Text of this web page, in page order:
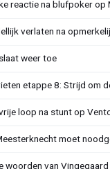
reactie na blufpoker op
verlaten na
weer toe
etappe 8: Strijd om
loop na stunt op
moet
woorden van